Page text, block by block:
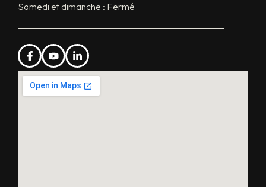
Samedi et dimanche : Fermé